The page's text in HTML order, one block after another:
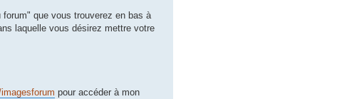
que vous trouverez en bas à
laquelle vous désirez mettre votre
pour accéder à mon